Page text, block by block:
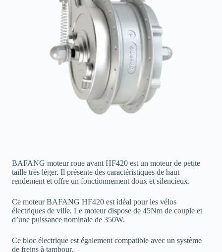
BAFANG moteur roue avant HF420 est un moteur de petite
taille très léger. Il présente des caractéristiques de haut
rendement et offre un fonctionnement doux et silencieux.
Ce moteur BAFANG HF420 est idéal pour les vélos
électriques de ville. Le moteur dispose de 45Nm de couple et
d’une puissance nominale de 350W.
Ce bloc électrique est également compatible avec un système
de freins à tambour.